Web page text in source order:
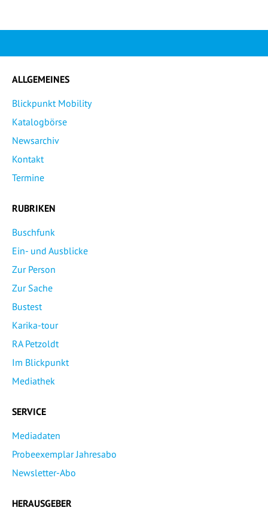
ALLGEMEINES
Blickpunkt Mobility
Katalogbörse
Newsarchiv
Kontakt
Termine
RUBRIKEN
Buschfunk
Ein- und Ausblicke
Zur Person
Zur Sache
Bustest
Karika-tour
RA Petzoldt
Im Blickpunkt
Mediathek
SERVICE
Mediadaten
Probeexemplar Jahresabo
Newsletter-Abo
HERAUSGEBER